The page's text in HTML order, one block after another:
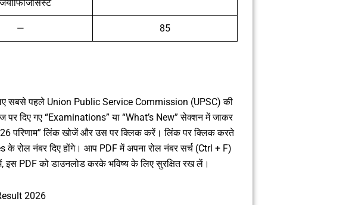
— 85
सबसे पहले Union Public Service Commission (UPSC) की
दिए गए “Examinations” या “What’s New” सेक्शन में जाकर
परिणाम” लिंक खोजें और उस पर क्लिक करें। लिंक पर क्लिक करते
रोल नंबर दिए होंगे। आप PDF में अपना रोल नंबर सर्च (Ctrl + F)
PDF को डाउनलोड करके भविष्य के लिए सुरक्षित रख लें।
2026